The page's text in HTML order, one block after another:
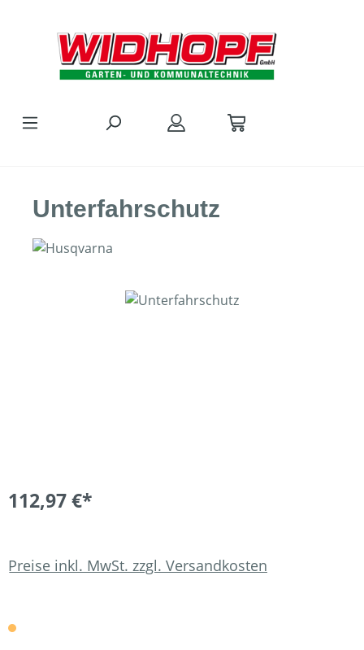
Unterfahrschutz
Bildergalerie überspringen
112,97 €*
Preise inkl. MwSt. zzgl. Versandkosten